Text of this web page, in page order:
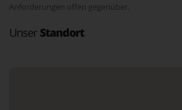
Anforderungen offen gegenüber.
Unser Standort